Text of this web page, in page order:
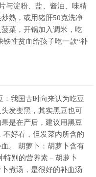
与淀粉、盐、酱油、味精
熟，或用猪肝50克洗净
菜，开锅加入调米，吃
铁性贫血给孩子吃一款“补
我国古时向来认为吃豆
发变黑，其实黑豆也可
是在产后，建议用黑豆
不好看，但发菜内所含的
。 胡萝卜：胡萝卜含有
特别的营养素－胡萝卜
煮汤，是很好的补血汤